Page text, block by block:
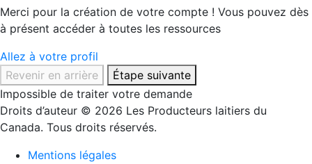
Merci pour la création de votre compte ! Vous pouvez dès
à présent accéder à toutes les ressources
Allez à votre profil
Revenir en arrière
Étape suivante
Impossible de traiter votre demande
Droits d’auteur © 2026 Les Producteurs laitiers du
Canada. Tous droits réservés.
Mentions légales